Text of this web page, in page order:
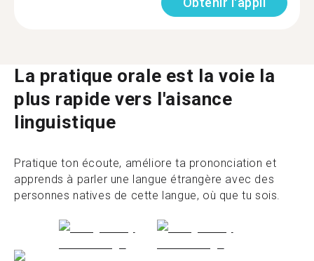
La pratique orale est la voie la
plus rapide vers l'aisance
linguistique
Pratique ton écoute, améliore ta prononciation et
apprends à parler une langue étrangère avec des
personnes natives de cette langue, où que tu sois.